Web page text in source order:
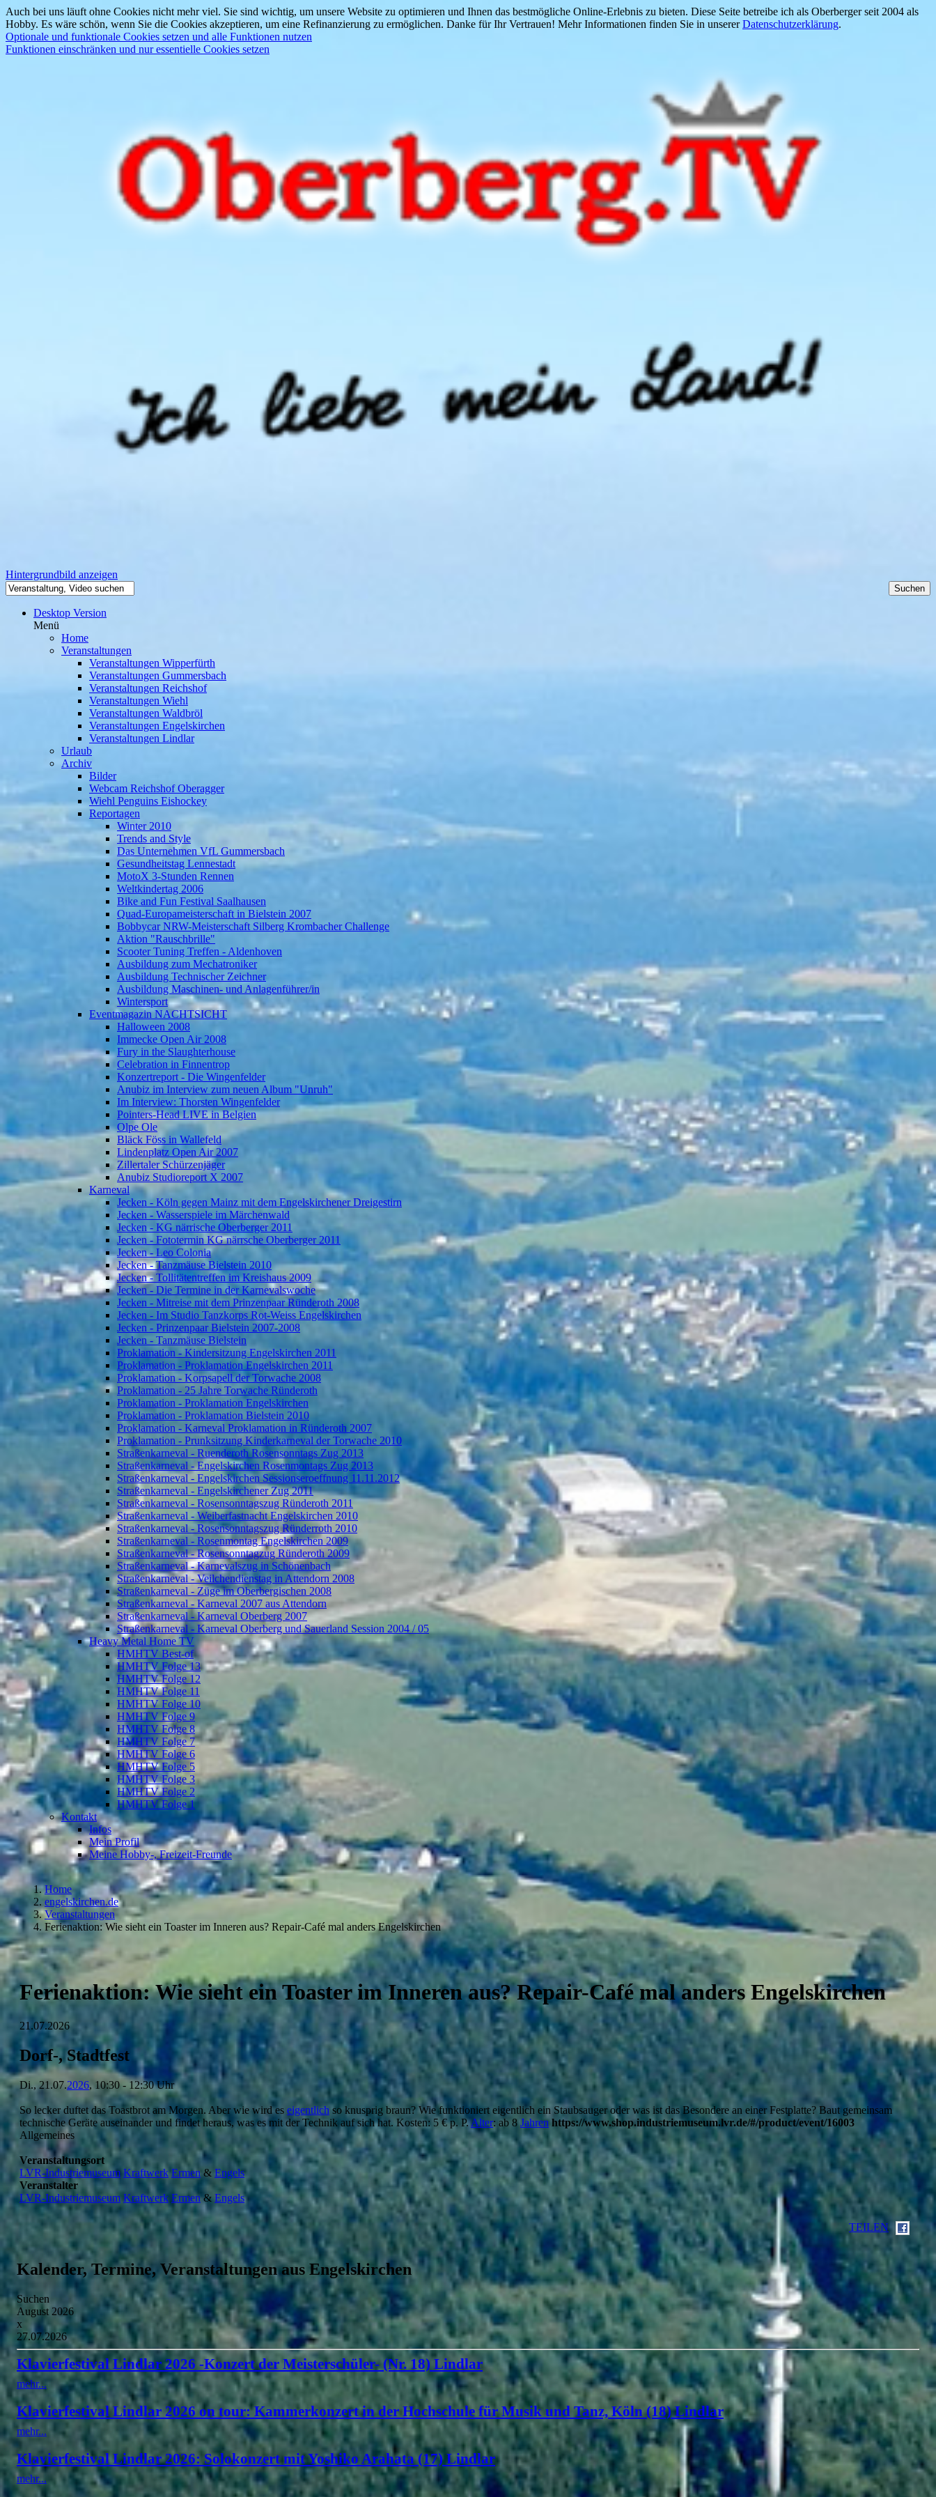
Auch bei uns läuft ohne Cookies nicht mehr viel. Sie sind wichtig, um unsere Website zu optimieren und Ihnen das bestmögliche Online-Erlebnis zu bieten. Diese Seite betreibe ich als Oberberger seit 2004 als
Hobby. Es wäre schön, wenn Sie die Cookies akzeptieren, um eine Refinanzierung zu ermöglichen. Danke für Ihr Vertrauen! Mehr Informationen finden Sie in unsererDatenschutzerklärung.
Optionale und funktionale Cookies setzen und alle Funktionen nutzen
Funktionen einschränken und nur essentielle Cookies setzen
Hintergrundbild anzeigen
Desktop Version
Menü
Home
Veranstaltungen
Veranstaltungen Wipperfürth
Veranstaltungen Gummersbach
Veranstaltungen Reichshof
Veranstaltungen Wiehl
Veranstaltungen Waldbröl
Veranstaltungen Engelskirchen
Veranstaltungen Lindlar
Urlaub
Archiv
Bilder
Webcam Reichshof Oberagger
Wiehl Penguins Eishockey
Reportagen
Winter 2010
Trends and Style
Das Unternehmen VfL Gummersbach
Gesundheitstag Lennestadt
MotoX 3-Stunden Rennen
Weltkindertag 2006
Bike and Fun Festival Saalhausen
Quad-Europameisterschaft in Bielstein 2007
Bobbycar NRW-Meisterschaft Silberg Krombacher Challenge
Aktion "Rauschbrille"
Scooter Tuning Treffen - Aldenhoven
Ausbildung zum Mechatroniker
Ausbildung Technischer Zeichner
Ausbildung Maschinen- und Anlagenführer/in
Wintersport
Eventmagazin NACHTSICHT
Halloween 2008
Immecke Open Air 2008
Fury in the Slaughterhouse
Celebration in Finnentrop
Konzertreport - Die Wingenfelder
Anubiz im Interview zum neuen Album "Unruh"
Im Interview: Thorsten Wingenfelder
Pointers-Head LIVE in Belgien
Olpe Ole
Bläck Föss in Wallefeld
Lindenplatz Open Air 2007
Zillertaler Schürzenjäger
Anubiz Studioreport X 2007
Karneval
Jecken - Köln gegen Mainz mit dem Engelskirchener Dreigestirn
Jecken - Wasserspiele im Märchenwald
Jecken - KG närrische Oberberger 2011
Jecken - Fototermin KG närrsche Oberberger 2011
Jecken - Leo Colonia
Jecken - Tanzmäuse Bielstein 2010
Jecken - Tollitätentreffen im Kreishaus 2009
Jecken - Die Termine in der Karnevalswoche
Jecken - Mitreise mit dem Prinzenpaar Ründeroth 2008
Jecken - Im Studio Tanzkorps Rot-Weiss Engelskirchen
Jecken - Prinzenpaar Bielstein 2007-2008
Jecken - Tanzmäuse Bielstein
Proklamation - Kindersitzung Engelskirchen 2011
Proklamation - Proklamation Engelskirchen 2011
Proklamation - Korpsapell der Torwache 2008
Proklamation - 25 Jahre Torwache Ründeroth
Proklamation - Proklamation Engelskirchen
Proklamation - Proklamation Bielstein 2010
Proklamation - Karneval Proklamation in Ründeroth 2007
Proklamation - Prunksitzung Kinderkarneval der Torwache 2010
Straßenkarneval - Ruenderoth Rosensonntags Zug 2013
Straßenkarneval - Engelskirchen Rosenmontags Zug 2013
Straßenkarneval - Engelskirchen Sessionseroeffnung 11.11.2012
Straßenkarneval - Engelskirchener Zug 2011
Straßenkarneval - Rosensonntagszug Ründeroth 2011
Straßenkarneval - Weiberfastnacht Engelskirchen 2010
Straßenkarneval - Rosensonntagszug Ründerroth 2010
Straßenkarneval - Rosenmontag Engelskirchen 2009
Straßenkarneval - Rosensonntagzug Ründeroth 2009
Straßenkarneval - Karnevalszug in Schönenbach
Straßenkarneval - Veilchendienstag in Attendorn 2008
Straßenkarneval - Züge im Oberbergischen 2008
Straßenkarneval - Karneval 2007 aus Attendorn
Straßenkarneval - Karneval Oberberg 2007
Straßenkarneval - Karneval Oberberg und Sauerland Session 2004 / 05
Heavy Metal Home TV
HMHTV Best-of
HMHTV Folge 13
HMHTV Folge 12
HMHTV Folge 11
HMHTV Folge 10
HMHTV Folge 9
HMHTV Folge 8
HMHTV Folge 7
HMHTV Folge 6
HMHTV Folge 5
HMHTV Folge 3
HMHTV Folge 2
HMHTV Folge 1
Kontakt
Infos
Mein Profil
Meine Hobby-, Freizeit-Freunde
Home
engelskirchen.de
Veranstaltungen
Ferienaktion: Wie sieht ein Toaster im Inneren aus? Repair-Café mal anders Engelskirchen
Ferienaktion: Wie sieht ein Toaster im Inneren aus? Repair-Café mal anders Engelskirchen
21.07.2026
Dorf-, Stadtfest
Di., 21.07.2026, 10:30 - 12:30 Uhr
So lecker duftet das Toastbrot am Morgen. Aber wie wird es eigentlich so knusprig braun? Wie funktioniert eigentlich ein Staubsauger oder was ist das Besondere an einer Festplatte? Baut gemeinsam
technische Geräte auseinander und findet heraus, was es mit der Technik auf sich hat. Kosten: 5 € p. P.Alter: ab 8 Jahren https://www.shop.industriemuseum.lvr.de/#/product/event/16003
Allgemeines
Veranstaltungsort
LVR-Industriemuseum Kraftwerk Ermen & Engels
Veranstalter
LVR-Industriemuseum Kraftwerk Ermen&Engels
TEILEN
Kalender, Termine, Veranstaltungen aus Engelskirchen
Suchen
August 2026
x
27.07.2026
Klavierfestival Lindlar 2026 -Konzert der Meisterschüler- (Nr. 18) Lindlar
mehr...
Klavierfestival Lindlar 2026 on tour: Kammerkonzert in der Hochschule für Musik und Tanz, Köln (18) Lindlar
mehr...
Klavierfestival Lindlar 2026: Solokonzert mit Yoshiko Arahata (17) Lindlar
mehr...